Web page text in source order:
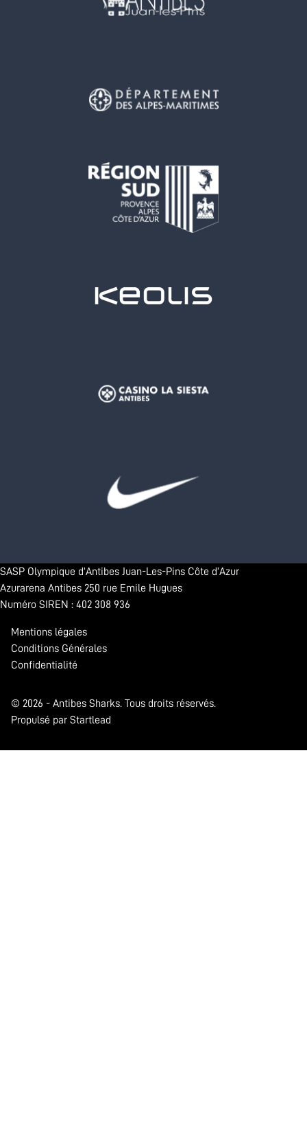
SASP Olympique d’Antibes Juan-Les-Pins Côte d’Azur
Azurarena Antibes 250 rue Emile Hugues
Numéro SIREN : 402 308 936
Mentions légales
Conditions Générales
Confidentialité
© 2026 - Antibes Sharks. Tous droits réservés.
Propulsé par Startlead